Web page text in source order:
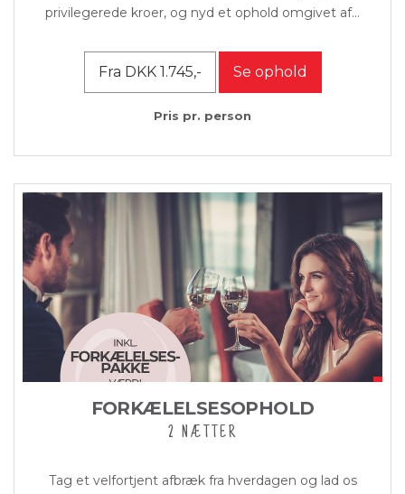
privilegerede kroer, og nyd et ophold omgivet af...
Fra DKK 1.745,- Se ophold
Pris pr. person
FORKÆLELSESOPHOLD
2 NÆTTER
Tag et velfortjent afbræk fra hverdagen og lad os